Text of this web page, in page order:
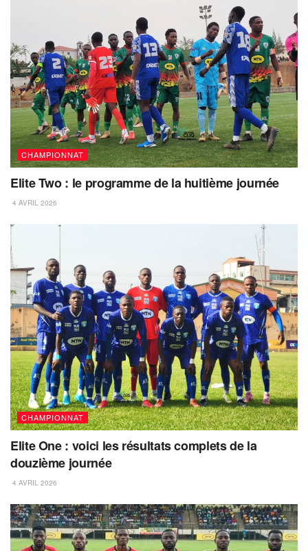
CHAMPIONNAT
Elite Two : le programme de la huitième journée
4 AVRIL 2026
CHAMPIONNAT
Elite One : voici les résultats complets de la
douzième journée
4 AVRIL 2026